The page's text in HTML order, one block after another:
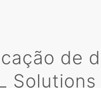
de
Solutions